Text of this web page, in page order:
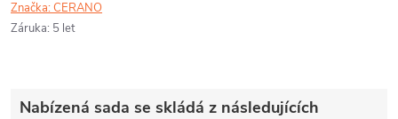
Značka:CERANO
Záruka: 5 let
Nabízená sada se skládá z následujících